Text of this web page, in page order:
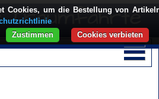
Cookies, um die Bestellung von
Cookies verbieten
Zustimmen